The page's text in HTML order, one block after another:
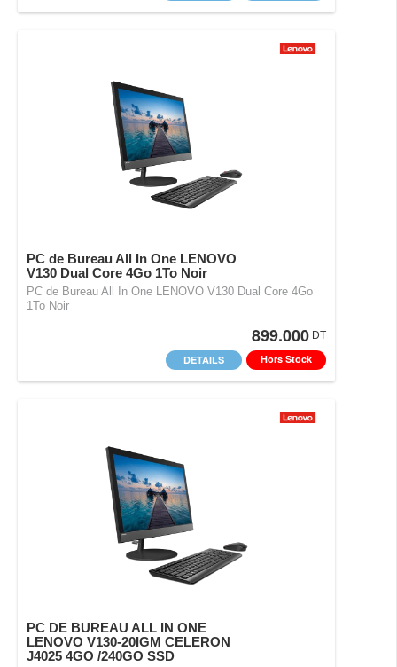
PC DE BUREAU ALL IN ONE
LENOVO V130-20IGM CELERON
J4025 4GO /240GO SSD
PC de Bureau All In One LENOVO
V130 Dual Core 4Go 1To Noir
PC de Bureau All In One LENOVO V130 Dual Core 4Go
1To Noir
899.000 DT
Hors Stock
DETAILS